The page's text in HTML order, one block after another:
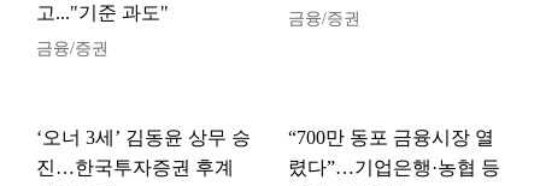
고..."기준 과도"
금융/증권
금융/증권
‘오너 3세’ 김동윤 상무 승
진…한국투자증권 후계
“700만 동포 금융시장 열
렸다”…기업은행·농협 등